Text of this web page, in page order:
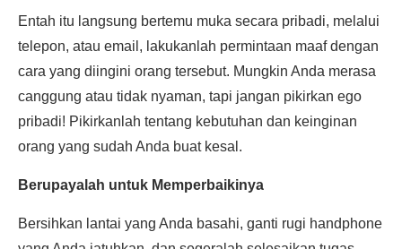
Entah itu langsung bertemu muka secara pribadi, melalui
telepon, atau email, lakukanlah permintaan maaf dengan
cara yang diingini orang tersebut. Mungkin Anda merasa
canggung atau tidak nyaman, tapi jangan pikirkan ego
pribadi! Pikirkanlah tentang kebutuhan dan keinginan
orang yang sudah Anda buat kesal.
Berupayalah untuk Memperbaikinya
Bersihkan lantai yang Anda basahi, ganti rugi handphone